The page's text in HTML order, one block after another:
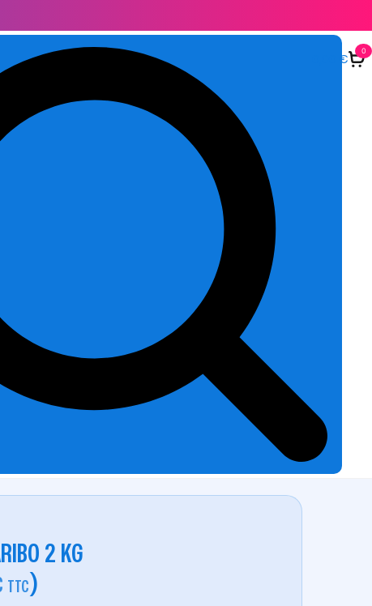
€
0
2 KG
TTC )